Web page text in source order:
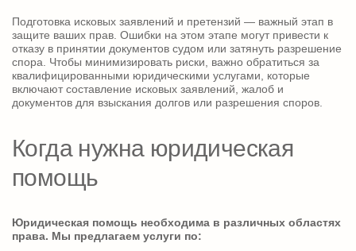
Подготовка исковых заявлений и претензий — важный этап в
защите ваших прав. Ошибки на этом этапе могут привести к
отказу в принятии документов судом или затянуть разрешение
спора. Чтобы минимизировать риски, важно обратиться за
квалифицированными юридическими услугами, которые
включают составление исковых заявлений, жалоб и
документов для взыскания долгов или разрешения споров.
Когда нужна юридическая
помощь
Юридическая помощь необходима в различных областях
права. Мы предлагаем услуги по: